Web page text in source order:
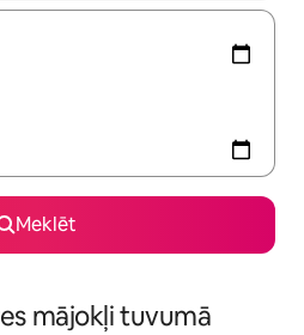
Meklēt
mājokļi tuvumā